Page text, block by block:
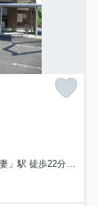
」駅 徒歩22分